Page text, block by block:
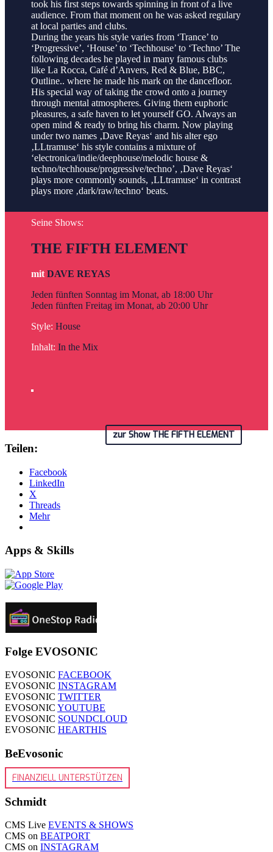
took his first steps towards spinning in front of a live
audience. From that moment on he was asked regulary
at local parties and clubs.
During the years his style varies from ‘Trance’ to
‘Progressive’, ‘House’ to ‘Techhouse’ to ‘Techno’ The
following decades he played in many famous clubs
like La Rocca, Café d’Anvers, Red & Blue, BBC,
Outline.. where he made his mark on the dancefloor.
His special way of taking the crowd onto a journey
through mental atmospheres. Giving them euphoric
pleasures, a safe haven to let yourself GO. Always an
open mind & ready to bring his charm. Now playing
under two names ‚Dave Reyas‘ and his alter ego
‚LLtramuse‘ his style contains a mixture of
‘electronica/indie/deephouse/melodic house &
techno/techhouse/progressive/techno’, ‚Dave Reyas‘
plays more commonly sounds, ‚LLtramuse‘ in contrast
plays more ‚dark/raw/techno‘ beats.
Seine Shows:
THE FIFTH ELEMENT
mitDAVE REYAS
Jeden fünften Sonntag im Monat, ab 18:00 Uhr
Jeden fünften Freitag im Monat, ab 20:00 Uhr
Style:House
Inhalt:In the Mix
zur Show THE FIFTH ELEMENT
Teilen:
Facebook
LinkedIn
X
Threads
Mehr
Apps & Skills
Folge EVOSONIC
EVOSONIC FACEBOOK
EVOSONIC INSTAGRAM
EVOSONIC TWITTER
EVOSONIC YOUTUBE
EVOSONIC SOUNDCLOUD
EVOSONIC HEARTHIS
BeEvosonic
FINANZIELL UNTERSTÜTZEN
Schmidt
CMS Live EVENTS & SHOWS
CMS on BEATPORT
CMS on INSTAGRAM